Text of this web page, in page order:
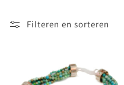
i
Filteren en sorteren